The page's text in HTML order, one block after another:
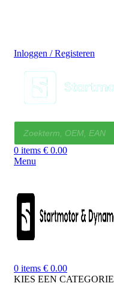
Inloggen / Registeren
0 items € 0.00
Menu
0 items € 0.00
KIES EEN CATEGORIE